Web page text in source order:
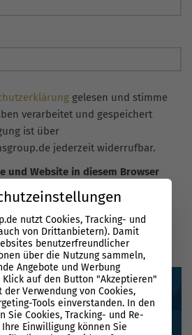
gelesen und stimme
verarbeitet und gespeichert
ist über
jederzeit widerrufbar.
und Website in diesem Browser
speichern.
nutzt Cookies, Tracking- und
von Drittanbietern). Damit
benutzerfreundlicher
über die Nutzung sammeln,
Angebote und Werbung
auf den Button "Akzeptieren"
Verwendung von Cookies,
Tools einverstanden. In den
Sie Cookies, Tracking- und Re-
Einwilligung können Sie